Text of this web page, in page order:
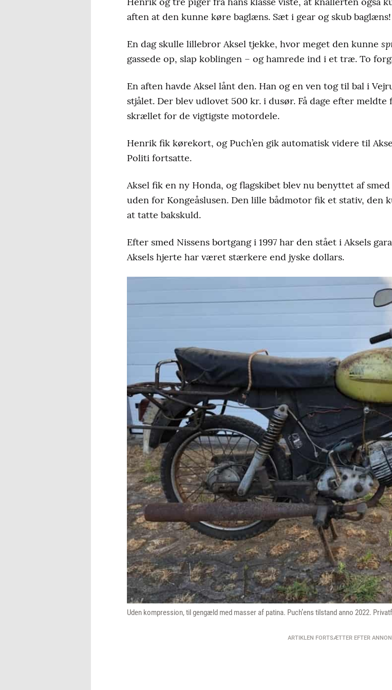
aften at den kunne køre baglæns. Sæt i gear og skub baglæns!
En dag skulle lillebror Aksel tjekke, hvor meget den kunne
gassede op, slap koblingen – og hamrede ind i et træ. To
En aften havde Aksel lånt den. Han og en ven tog til bal i
stjålet. Der blev udlovet 500 kr. i dusør. Få dage efter
skrællet for de vigtigste motordele.
Henrik fik kørekort, og Puch’en gik automatisk videre til
Politi fortsatte.
Aksel fik en ny Honda, og flagskibet blev nu benyttet af
uden for Kongeåslusen. Den lille bådmotor fik et stativ, den
at tatte bakskuld.
Efter smed Nissens bortgang i 1997 har den stået i Aksels
Aksels hjerte har været stærkere end jyske dollars.
Uden kompression, til gengæld med masser af patina. Puch’ens tilstand anno 2022.
ARTIKLEN FORTSÆTTER EFTER